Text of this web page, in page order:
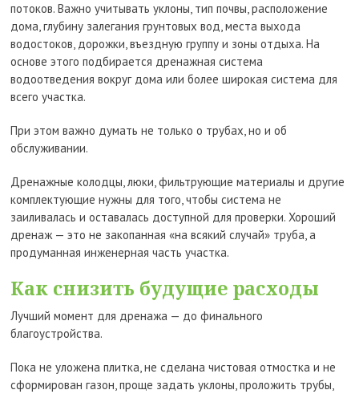
потоков. Важно учитывать уклоны, тип почвы, расположение
дома, глубину залегания грунтовых вод, места выхода
водостоков, дорожки, въездную группу и зоны отдыха. На
основе этого подбирается дренажная система
водоотведения вокруг дома или более широкая система для
всего участка.
При этом важно думать не только о трубах, но и об
обслуживании.
Дренажные колодцы, люки, фильтрующие материалы и другие
комплектующие нужны для того, чтобы система не
заиливалась и оставалась доступной для проверки. Хороший
дренаж — это не закопанная «на всякий случай» труба, а
продуманная инженерная часть участка.
Как снизить будущие расходы
Лучший момент для дренажа — до финального
благоустройства.
Пока не уложена плитка, не сделана чистовая отмостка и не
сформирован газон, проще задать уклоны, проложить трубы,